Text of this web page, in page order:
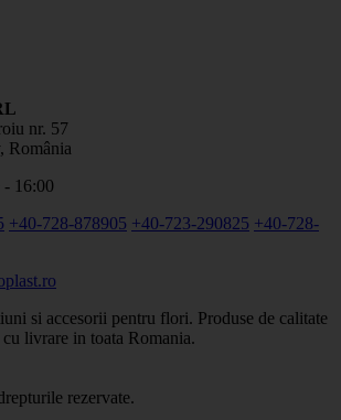
nr. 57
România
16:00
+40-728-878905 +40-723-290825 +40-728-
rezervate.